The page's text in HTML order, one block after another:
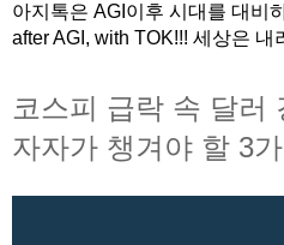
아지톡은 AGI이후 시대를 대비
after AGI, with TOK!!! 세상은 내
코스피 급락 속 달러
자자가 챙겨야 할 3가